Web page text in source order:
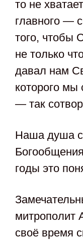
то не
главного —
того, чтобы
не только
давал нам
которого
— так
Наша душа
годы это
митрополит
своё время